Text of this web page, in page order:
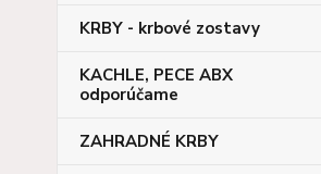
KRBY - krbové zostavy
KACHLE, PECE ABX
odporúčame
ZAHRADNÉ KRBY